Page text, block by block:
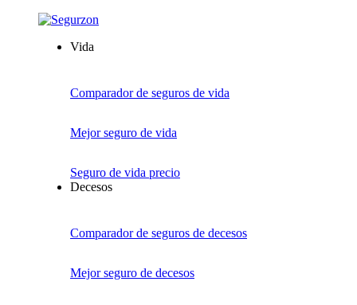
Vida
Comparador de seguros de vida
Mejor seguro de vida
Seguro de vida precio
Decesos
Comparador de seguros de decesos
Mejor seguro de decesos